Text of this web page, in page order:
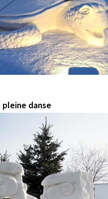
pleine danse